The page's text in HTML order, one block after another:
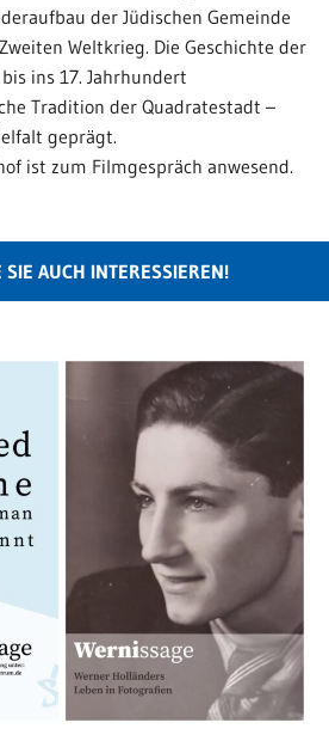
der Jüdischen Gemeinde
Weltkrieg. Die Geschichte der
ins 17. Jahrhundert
Tradition der Quadratestadt –
geprägt.
ist zum Filmgespräch anwesend.
SIE AUCH INTERESSIEREN!